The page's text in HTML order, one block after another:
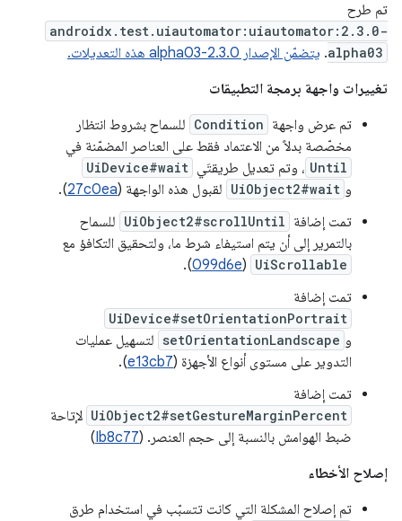
تم طرح
androidx.test.uiautomator:uiautomator:2.3.0-
alpha03
. يتضمّن الإصدار 2.3.0-alpha03 هذه التعديلات.
تغييرات واجهة برمجة التطبيقات
تم عرض واجهة Condition للسماح بشروط انتظار
مخصّصة بدلاً من الاعتماد فقط على العناصر المضمّنة في
Until ، وتم تعديل طريقتَي UiDevice#wait
و UiObject2#wait لقبول هذه الواجهة (27c0ea
).
تمت إضافة UiObject2#scrollUntil للسماح
بالتمرير إلى أن يتم استيفاء شرط ما، ولتحقيق التكافؤ مع
UiScrollable
(
099d6e
).
تمت إضافة
UiDevice#setOrientationPortrait
و setOrientationLandscape لتسهيل عمليات
التدوير على مستوى أنواع الأجهزة (e13cb7
).
تمت إضافة
UiObject2#setGestureMarginPercent لإتاحة
ضبط الهوامش بالنسبة إلى حجم العنصر. (Ib8c77
)
إصلاح الأخطاء
تم إصلاح المشكلة التي كانت تتسبّب في استخدام طرق